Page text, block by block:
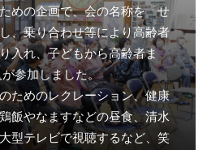
めの企画で、会の名称を「せ
、乗り合わせ等により高齢者
入れ、子どもから高齢者ま
参加しました。
めのレクレーション、健康
飯やなますなどの昼食、清水
型テレビで視聴するなど、笑